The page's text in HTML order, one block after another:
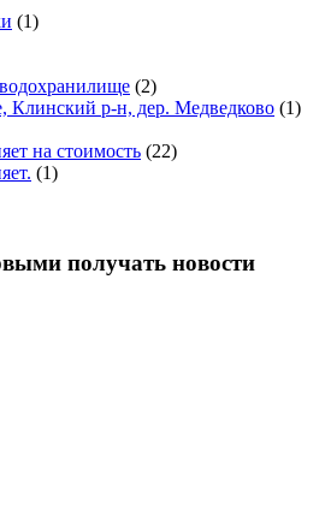
(1)
(2)
Клинский р-н, дер. Медведково (1)
на стоимость (22)
(1)
получать новости